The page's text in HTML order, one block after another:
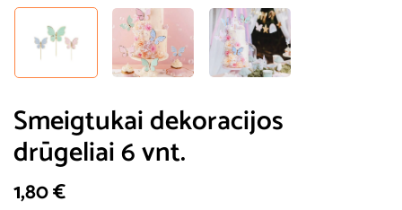
Smeigtukai dekoracijos
drūgeliai 6 vnt.
1,80€